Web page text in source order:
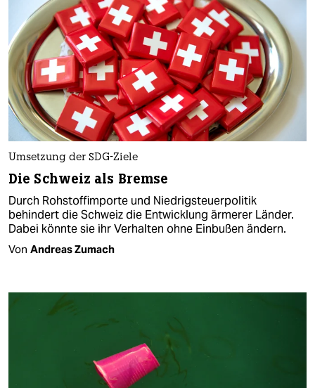
Umsetzung der SDG-Ziele
Die Schweiz als Bremse
Durch Rohstoffimporte und Niedrigsteuerpolitik
behindert die Schweiz die Entwicklung ärmerer Länder.
Dabei könnte sie ihr Verhalten ohne Einbußen ändern.
Von Andreas Zumach